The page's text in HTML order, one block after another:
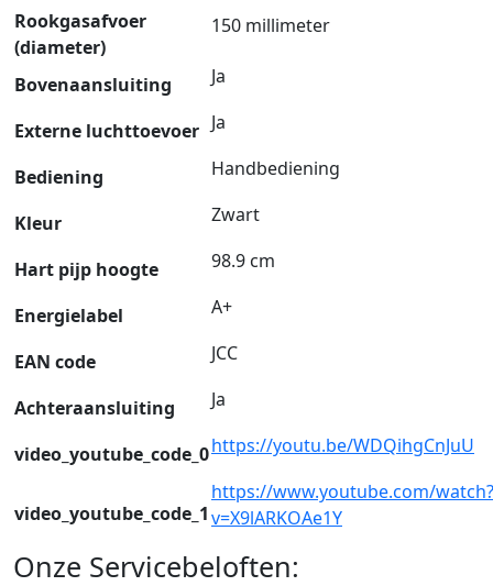
Rookgasafvoer
(diameter)
150 millimeter
Bovenaansluiting Ja
Externe luchttoevoer Ja
Bediening Handbediening
Kleur Zwart
Hart pijp hoogte 98.9 cm
Energielabel A+
EAN code JCC
Achteraansluiting Ja
video_youtube_code_0https://youtu.be/WDQihgCnJuU
video_youtube_code_1
https://www.youtube.com/watch?
v=X9lARKOAe1Y
Onze Servicebeloften: